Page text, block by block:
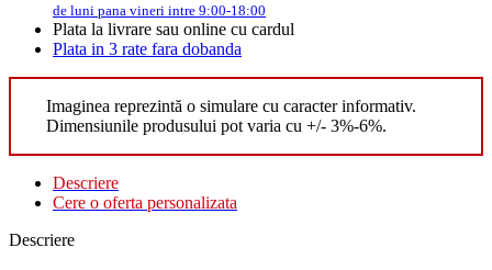
de luni pana vineri intre 9:00-18:00
Plata la livrare sau online cu cardul
Plata in 3 rate fara dobanda
Imaginea reprezintă o simulare cu caracter informativ.
Dimensiunile produsului pot varia cu +/- 3%-6%.
Descriere
Cere o oferta personalizata
Descriere